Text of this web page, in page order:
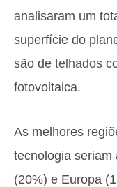
analisaram um
superfície do
são de telhados
fotovoltaica.
As melhores
tecnologia seriam
(20%) e Europa